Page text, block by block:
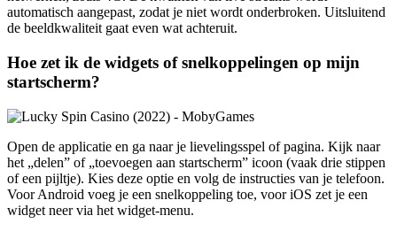
automatisch aangepast, zodat je niet wordt onderbroken. Uitsluitend
de beeldkwaliteit gaat even wat achteruit.
Hoe zet ik de widgets of snelkoppelingen op mijn
startscherm?
Open de applicatie en ga naar je lievelingsspel of pagina. Kijk naar
het „delen” of „toevoegen aan startscherm” icoon (vaak drie stippen
of een pijltje). Kies deze optie en volg de instructies van je telefoon.
Voor Android voeg je een snelkoppeling toe, voor iOS zet je een
widget neer via het widget-menu.